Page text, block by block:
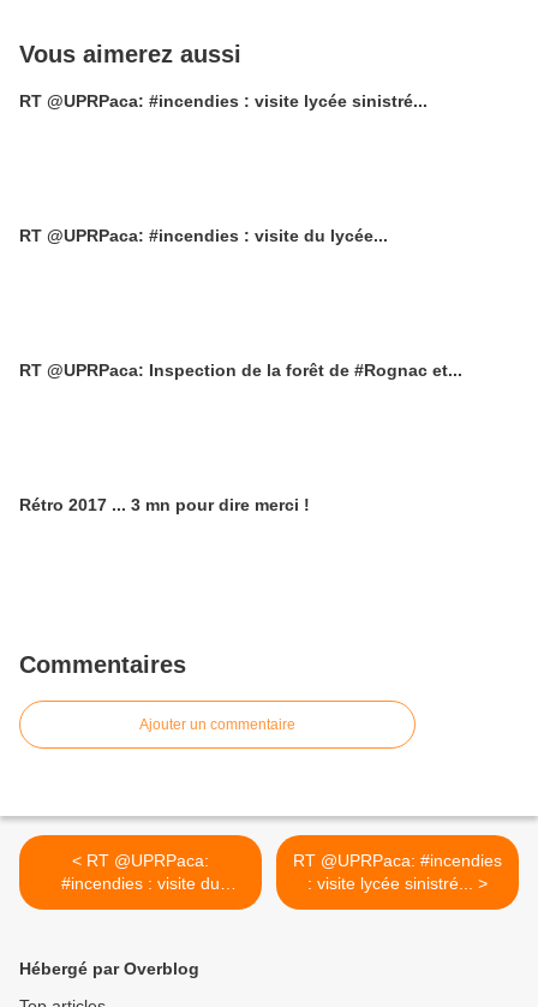
Vous aimerez aussi
RT @UPRPaca: #incendies : visite lycée sinistré...
RT @UPRPaca: #incendies : visite du lycée...
RT @UPRPaca: Inspection de la forêt de #Rognac et...
Rétro 2017 ... 3 mn pour dire merci !
Commentaires
Ajouter un commentaire
< RT @UPRPaca:
#incendies : visite du
lycée...
RT @UPRPaca: #incendies
: visite lycée sinistré... >
Hébergé par Overblog